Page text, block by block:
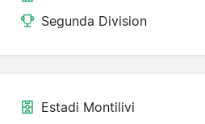
Segunda Division
Estadi Montilivi